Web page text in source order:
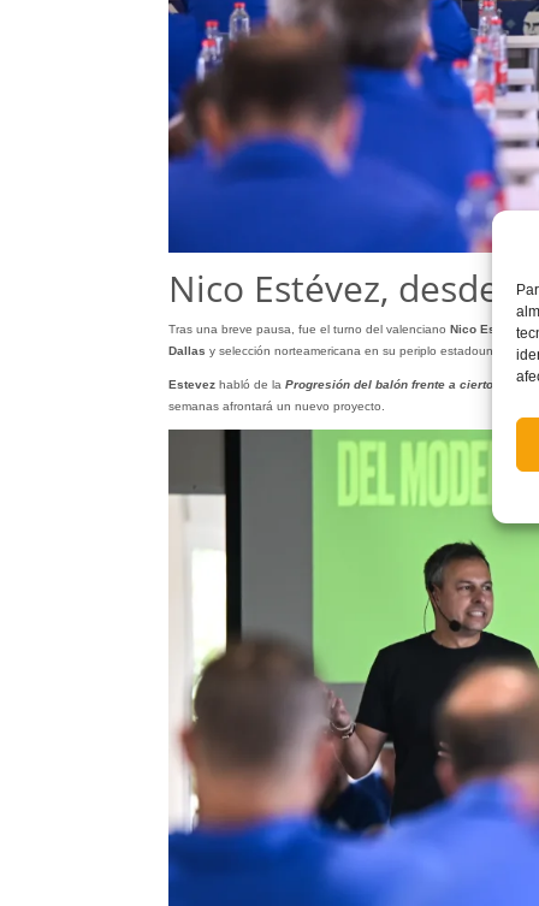
Nico Estévez, desde
Tras una breve pausa, fue el turno del valenciano Nico Estévez,
Dallas y selección norteamericana en su periplo estadounidense.
Estevezhabló de la Progresión del balón frente a ciertos
semanas afrontará un nuevo proyecto.